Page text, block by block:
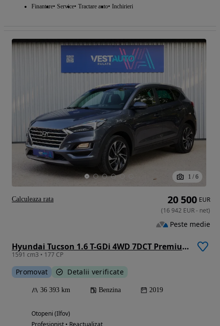
Finantare Service Tractare auto Inchirieri
1 / 6
Hyundai Tucson 1.6 T-GDi 4WD 7DCT Premium
1591 cm3 • 177 CP
Promovat Detalii verificate
36 393 km Benzina 2019
Otopeni (Ilfov)
Profesionist • Reactualizat
20 500 EUR
(16 942 EUR- net)
Peste medie
Calculeaza rata